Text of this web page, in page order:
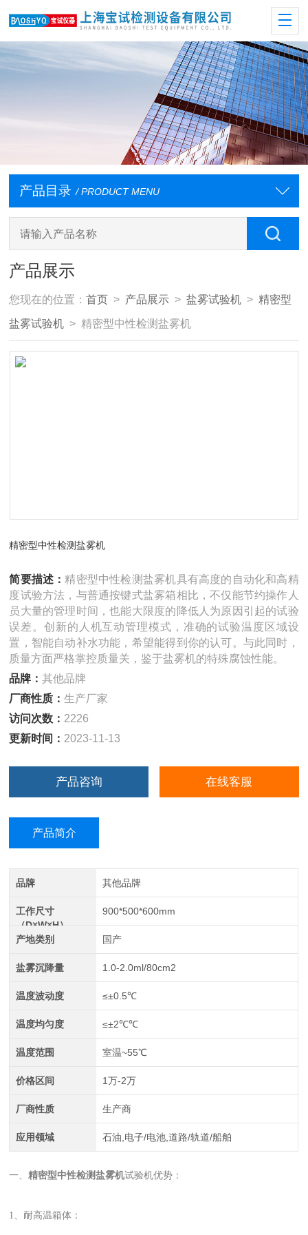
产品目录 / PRODUCT MENU
产品展示
您现在的位置：首页 > 产品展示 >盐雾试验机 >精密型
盐雾试验机 > 精密型中性检测盐雾机
精密型中性检测盐雾机
简要描述： 精密型中性检测盐雾机具有高度的自动化和高精
度试验方法，与普通按键式盐雾箱相比，不仅能节约操作人
员大量的管理时间，也能大限度的降低人为原因引起的试验
误差。创新的人机互动管理模式，准确的试验温度区域设
置，智能自动补水功能，希望能得到你的认可。与此同时，
质量方面严格掌控质量关，鉴于盐雾机的特殊腐蚀性能。
品牌：其他品牌
厂商性质：生产厂家
访问次数： 2226
更新时间： 2023-11-13
产品咨询 在线客服
产品简介
品牌 其他品牌
工作尺寸
（D×W×H）
900*500*600mm
产地类别 国产
盐雾沉降量 1.0-2.0ml/80cm2
温度波动度 ≤±0.5℃
温度均匀度 ≤±2℃℃
温度范围 室温~55℃
价格区间 1万-2万
厂商性质 生产商
应用领域 石油,电子/电池,道路/轨道/船舶
一、精密型中性检测盐雾机试验机优势：
1、耐高温箱体：